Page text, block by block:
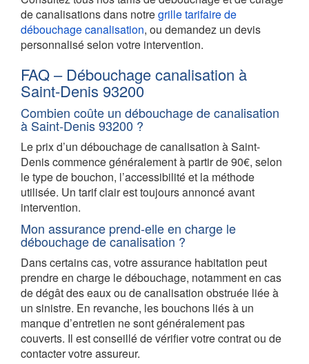
de canalisations dans notregrille tarifaire de
débouchage canalisation, ou demandez un devis
personnalisé selon votre intervention.
FAQ – Débouchage canalisation à
Saint-Denis 93200
Combien coûte un débouchage de canalisation
à Saint-Denis 93200 ?
Le prix d’un débouchage de canalisation à Saint-
Denis commence généralement à partir de 90€, selon
le type de bouchon, l’accessibilité et la méthode
utilisée. Un tarif clair est toujours annoncé avant
intervention.
Mon assurance prend-elle en charge le
débouchage de canalisation ?
Dans certains cas, votre assurance habitation peut
prendre en charge le débouchage, notamment en cas
de dégât des eaux ou de canalisation obstruée liée à
un sinistre. En revanche, les bouchons liés à un
manque d’entretien ne sont généralement pas
couverts. Il est conseillé de vérifier votre contrat ou de
contacter votre assureur.